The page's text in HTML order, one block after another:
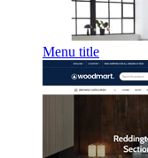
Menu title